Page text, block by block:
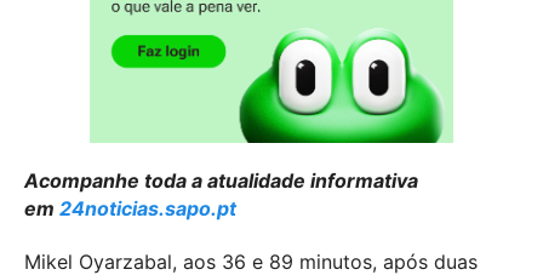
Acompanhe toda a atualidade informativa
em 24noticias.sapo.pt
Mikel Oyarzabal, aos 36 e 89 minutos, após duas